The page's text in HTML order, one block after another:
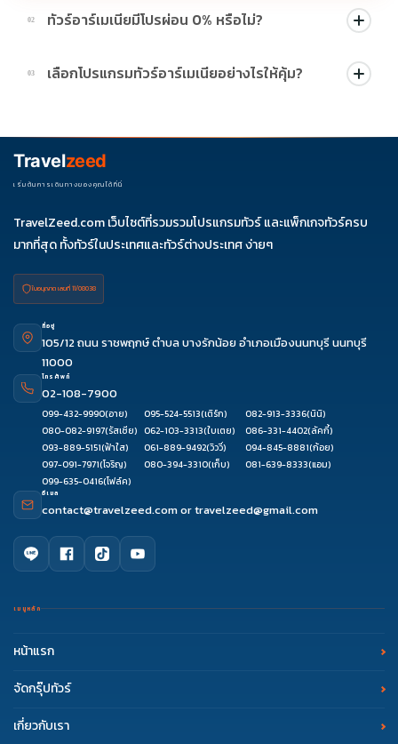
02 ทัวร์อาร์เมเนียมีโปรผ่อน 0% หรือไม่?
บางโปรแกรมมีโปรผ่อน 0% หรือโปรโมชั่นบัตรเครดิตตามเงื่อนไขที่
บริษัทกำหนด สามารถดูสัญลักษณ์โปรโมชั่นในรายการทัวร์แต่ละ
03 เลือกโปรแกรมทัวร์อาร์เมเนียอย่างไรให้คุ้ม?
ช่วงราคา ไม่ควรเทียบจากราคาต่ำสุดเพียงอย่างเดียว
Travelzeed
เริ่มต้นการเดินทางของคุณได้ที่นี่
TravelZeed.com เว็บไซต์ที่รวมรวมโปรแกรมทัวร์ และแพ็กเกจทัวร์ครบ
มากที่สุด ทั้งทัวร์ในประเทศและทัวร์ต่างประเทศ ง่ายๆ
ใบอนุญาต เลขที่ 11/08038
ที่อยู่
105/12 ถนน ราชพฤกษ์ ตำบล บางรักน้อย อำเภอเมืองนนทบุรี นนทบุรี
11000
โทรศัพท์
02-108-7900
099-432-9990(อาย) 095-524-5513(เติร์ก) 082-913-3336(นินิ)
080-082-9197(รัสเซีย) 062-103-3313(ใบเตย) 086-331-4402(ลัคกี้)
093-889-5151(ฟ้าใส) 061-889-9492(วิววี่) 094-845-8881(ก้อย)
097-091-7971(โจริญ) 080-394-3310(เก็บ) 081-639-8333(แอม)
099-635-0416(โฟล์ค)
อีเมล
contact@travelzeed.comortravelzeed@gmail.com
เมนูหลัก
หน้าแรก
จัดกรุ๊ปทัวร์
เกี่ยวกับเรา